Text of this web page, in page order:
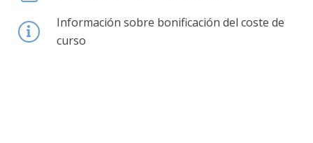
Información sobre bonificación del coste de
curso